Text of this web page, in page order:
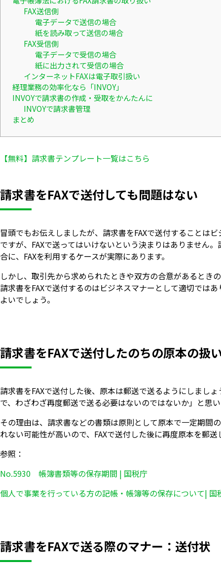
FAX送信側
電子データで送信の場合
紙を読み取って送信の場合
FAX受信側
電子データで受信の場合
紙に出力されて受信の場合
インターネットFAXは電子取引扱い
経理業務の効率化なら「INVOY」
INVOYで請求書の作成・受取をかんたんに
INVOYで請求書管理
まとめ
【無料】請求書テンプレート一覧はこちら
請求書をFAXで送付しても問題はない
冒頭でもお伝えしましたが、請求書をFAXで送付することは
ですが、FAXで送ってはいけないという決まりはありません
合に、FAXを利用するケースが実際にあります。
しかし、取引先から求められたときや双方の合意があるとき
請求書をFAXで送付するのはビジネスマナーとして適切では
よいでしょう。
請求書をFAXで送付したのちの原本の扱
請求書をFAXで送付した後、原本は郵送で送るようにしまし
で、わざわざ再度郵送で送る必要はないのではないか」と思
その理由は、請求書などの書類は原則として原本で一定期間
れない可能性が高いので、FAXで送付した後に再度原本を郵
参照：
No.5930 帳簿書類等の保存期間 | 国税庁
個人で事業を行っている方の記帳・帳簿等の保存について| 国
請求書をFAXで送る際のマナー：送付状